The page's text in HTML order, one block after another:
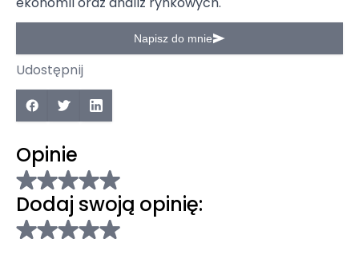
Napisz do mnie
Udostępnij
Opinie
Dodaj swoją opinię: